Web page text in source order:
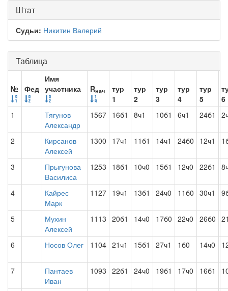
Штат
Судьи: Никитин Валерий
Таблица
№ Фед
Имя
участника
Rнач
тур
1
тур
2
тур
3
тур
4
тур
5
6
1
Тягунов
Александр
1567 16б1 8ч1 10б1 6ч1 24б1
2
Кирсанов
Алексей
1300 17ч1 11б1 14ч1 24б0 12ч1
3
Прыгунова
Василиса
1253 18б1 10ч0 15б1 12ч0 22б1
4
Кайрес
Марк
1127 19ч1 13б1 24ч0 11б0 30ч1
5
Мухин
Алексей
1113 20б1 14ч0 17б0 22ч0 26б0
6 Носов Олег 1104 21ч1 15б1 27ч1 1б0 14ч0
7
Пантаев
Иван
1093 22б1 24ч0 19б1 17ч0 16б1